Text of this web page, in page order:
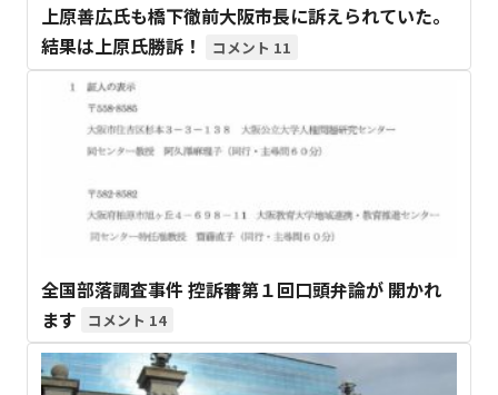
上原善広氏も橋下徹前大阪市長に訴えられていた。
結果は上原氏勝訴！
11
全国部落調査事件 控訴審第１回口頭弁論が 開かれ
ます
14